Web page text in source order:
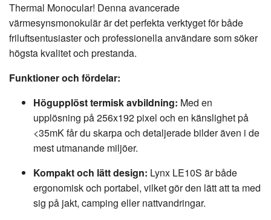
Thermal Monocular! Denna avancerade
värmesynsmonokulär är det perfekta verktyget för både
friluftsentusiaster och professionella användare som söker
högsta kvalitet och prestanda.
Funktioner och fördelar:
Högupplöst termisk avbildning: Med en
upplösning på 256x192 pixel och en känslighet på
<35mK får du skarpa och detaljerade bilder även i de
mest utmanande miljöer.
Kompakt och lätt design: Lynx LE10S är både
ergonomisk och portabel, vilket gör den lätt att ta med
sig på jakt, camping eller nattvandringar.